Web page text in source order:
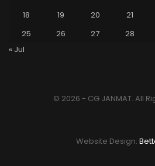
18
19 20 21
25
26 27 28
« Jul
© 2026 - CG JANMAT. All
Website Design: